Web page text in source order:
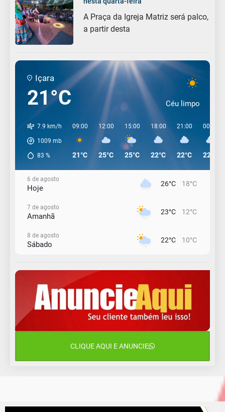
A Praça da Igreja Matriz será palco,
a partir desta
Içara
21°C Céu limpo
7.9 km/h
1009 mb
83 %
09:00
21°C
12:00
25°C
15:00
25°C
18:00
22°C
21:00
22°C
00:00
22°C
6 de agosto
Hoje 26°C 18°C
7 de agosto
Amanhã 23°C 12°C
8 de agosto
Sábado 22°C 10°C
Domingo 16°C 12°C
10 de agosto
Segunda-Feira
Terça-Feira
CLIQUE AQUI E ANUNCIE